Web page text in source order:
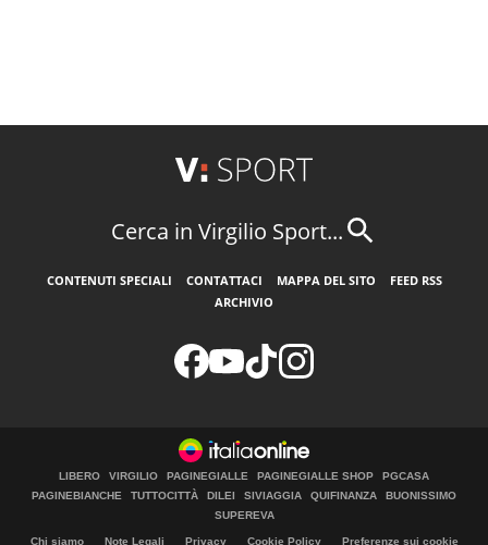
Cerca in Virgilio Sport...
CONTENUTI SPECIALI CONTATTACI MAPPA DEL SITO
FEED RSS
ARCHIVIO
LIBERO VIRGILIO PAGINEGIALLE PAGINEGIALLE SHOP
PGCASA
PAGINEBIANCHE
TUTTOCITTÀ DILEI SIVIAGGIA QUIFINANZA
BUONISSIMO
SUPEREVA
Chi siamo Note Legali Privacy Cookie Policy Preferenze sui cookie